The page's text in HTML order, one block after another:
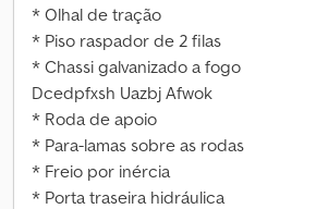
* Olhal de tração
* Piso raspador de 2 filas
* Chassi galvanizado a fogo
Dcedpfxsh Uazbj Afwok
* Roda de apoio
* Para-lamas sobre as rodas
* Freio por inércia
* Porta traseira hidráulica